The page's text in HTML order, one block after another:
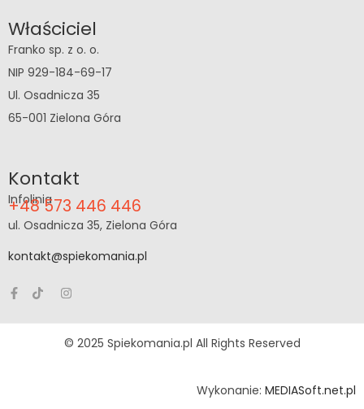
Właściciel
Franko sp. z o. o.
NIP 929-184-69-17
Ul. Osadnicza 35
65-001 Zielona Góra
Kontakt
Infolinia
+48 573 446 446
ul. Osadnicza 35, Zielona Góra
kontakt@spiekomania.pl
© 2025 Spiekomania.pl All Rights Reserved
Wykonanie: MEDIASoft.net.pl